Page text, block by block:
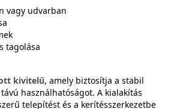
vagy udvarban
tagolása
kivitelű, amely biztosítja a stabil
használhatóságot. A kialakítás
telepítést és a kerítésszerkezetbe